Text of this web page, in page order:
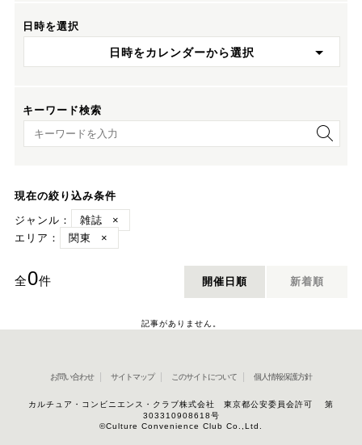
日時を選択
日時をカレンダーから選択
キーワード検索
キーワード検索
現在の絞り込み条件
ジャンル：
雑誌
×
エリア：
関東 ×
全0件 開催日順 新着順
記事がありません。
お問い合わせ サイトマップ このサイトについて 個人情報保護方針
カルチュア・コンビニエンス・クラブ株式会社 東京都公安委員会許可 第
303310908618号
©Culture Convenience Club Co.,Ltd.